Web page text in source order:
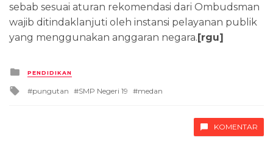
sebab sesuai aturan rekomendasi dari Ombudsman
wajib ditindaklanjuti oleh instansi pelayanan publik
yang menggunakan anggaran negara. [rgu]
Posted
in
PENDIDIKAN
Tagged
pungutan SMP Negeri 19 medan
KOMENTAR